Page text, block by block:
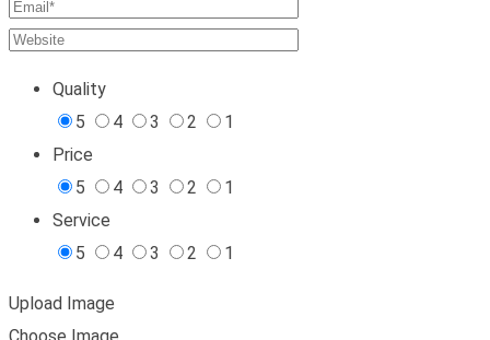
Quality
5
4 3 2
1
Price
5
4 3 2
1
Service
5
4 3 2 1
Upload Image